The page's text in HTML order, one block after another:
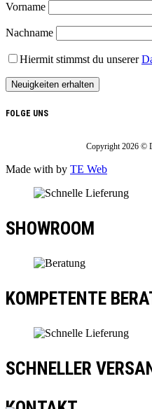
Vorname
Nachname
Hiermit stimmst du unserer
FOLGE UNS
Copyright 2026 ©
Made with by TE Web
SHOWROOM
KOMPETENTE
SCHNELLER